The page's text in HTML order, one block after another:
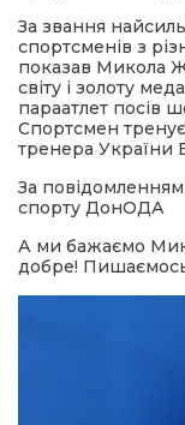
За звання
спортсменів з
показав Микола
світу і золоту
параатлет посів
Спортсмен
тренера України
За повідомленням
спорту ДонОДА
А ми бажаємо
добре!